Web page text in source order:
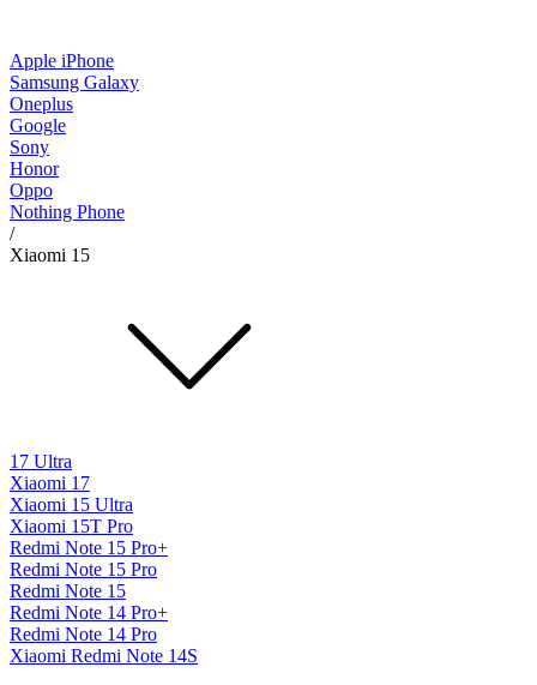
Apple iPhone
Samsung Galaxy
Oneplus
Google
Sony
Honor
Oppo
Nothing Phone
/
Xiaomi 15
17 Ultra
Xiaomi 17
Xiaomi 15 Ultra
Xiaomi 15T Pro
Redmi Note 15 Pro+
Redmi Note 15 Pro
Redmi Note 15
Redmi Note 14 Pro+
Redmi Note 14 Pro
Xiaomi Redmi Note 14S